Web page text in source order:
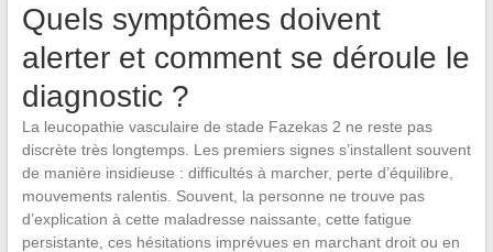
Quels symptômes doivent
alerter et comment se déroule le
diagnostic ?
La leucopathie vasculaire de stade Fazekas 2 ne reste pas
discrète très longtemps. Les premiers signes s’installent souvent
de manière insidieuse : difficultés à marcher, perte d’équilibre,
mouvements ralentis. Souvent, la personne ne trouve pas
d’explication à cette maladresse naissante, cette fatigue
persistante, ces hésitations imprévues en marchant droit ou en